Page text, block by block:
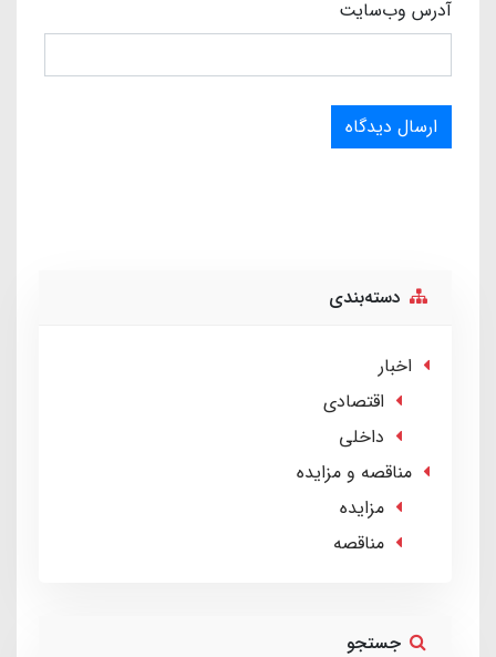
آدرس وب‌سایت
ارسال دیدگاه
دسته‌بندی
اخبار
اقتصادی
داخلی
مناقصه و مزایده
مزایده
مناقصه
جستجو